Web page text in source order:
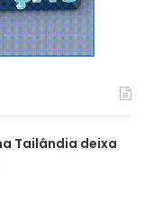
Tailândia deixa